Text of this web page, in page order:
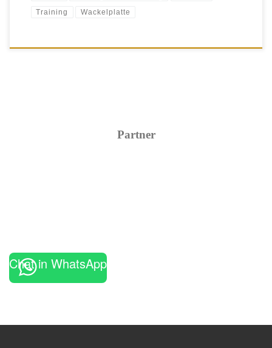
Training Wackelplatte
Partner
Chat in WhatsApp